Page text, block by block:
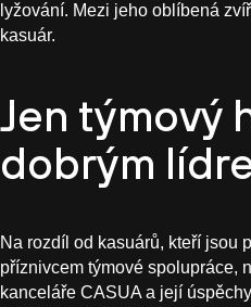
lyžování. Mezi jeho oblíbená
kasuár.
Jen týmový
dobrým
Na rozdíl od kasuárů, kteří jsou
příznivcem týmové spolupráce,
kanceláře CASUA a její